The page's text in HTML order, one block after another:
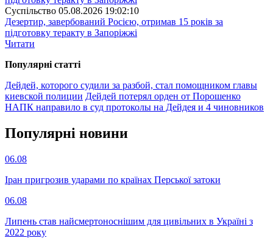
Суспiльство 05.08.2026 19:02:10
Дезертир, завербований Росією, отримав 15 років за
підготовку теракту в Запоріжжі
Читати
Популярнi статтi
Дейдей, которого судили за разбой, стал помощником главы
киевской полиции Дейдей потерял орден от Порошенко
НАПК направило в суд протоколы на Дейдея и 4 чиновников
Популярнi новини
06.08
Іран пригрозив ударами по країнах Перської затоки
06.08
Липень став найсмертоноснішим для цивільних в Україні з
2022 року